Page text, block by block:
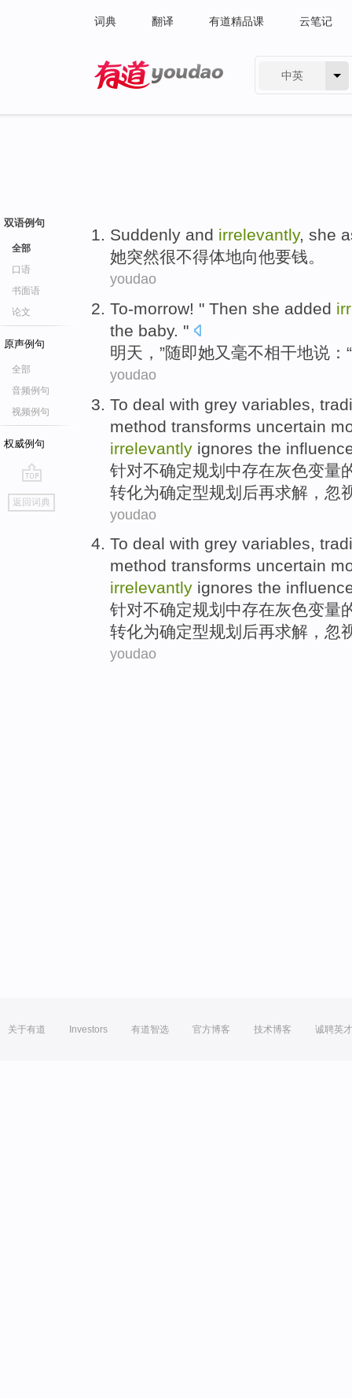
词典 翻译 有道精品课 云笔记
中英
双语例句
全部
口语
书面语
论文
原声例句
全部
音频例句
视频例句
权威例句
go
top
返回词典
Suddenly and irrelevantly, she
她突然很不得体地向他要钱。
youdao
To-morrow! " Then she added
the baby. "
明天 ，”随即她又 毫不相干地说 ：“
youdao
To deal with grey variables
method transforms uncertain
irrelevantly ignores the
针对不确定规划 中存在灰色变量
转化为确定型规划后再求解， 忽
youdao
To deal with grey variables,
method transforms uncertain
irrelevantly ignores the
针对不确定规划 中存在灰色变量
转化为确定型规划后再求解， 忽
youdao
关于有道 Investors 有道智选 官方博客 技术博客 诚聘英才